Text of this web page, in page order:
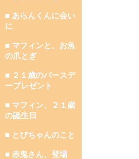
■ あらんくんに会い
に
■ マフィンと、お魚
の爪とぎ
■ ２１歳のバースデ
ープレゼント
■ マフィン、２１歳
の誕生日
■ とびちゃんのこと
■ 赤鬼さん、登場